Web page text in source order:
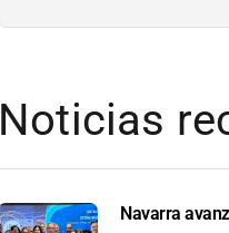
Noticias
Navarra